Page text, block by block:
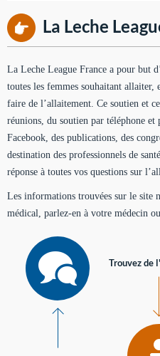
La Leche
La Leche League France a pour but
toutes les femmes souhaitant
faire de l’allaitement. Ce soutien et
réunions, du soutien par téléphone
Facebook, des publications, des
destination des professionnels de
réponse à toutes vos questions sur
Les informations trouvées sur le site
médical, parlez-en à votre médecin
Trouvez de